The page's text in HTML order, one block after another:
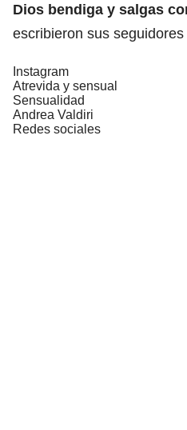
Dios bendiga y salgas
escribieron sus
Instagram
Atrevida y sensual
Sensualidad
Andrea Valdiri
Redes sociales